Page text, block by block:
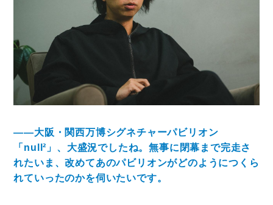
――大阪・関西万博シグネチャーパビリオン
「null²」、大盛況でしたね。無事に閉幕まで完走さ
れたいま、改めてあのパビリオンがどのようにつくら
れていったのかを伺いたいです。